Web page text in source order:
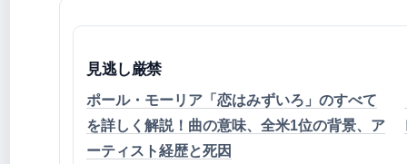
見逃し厳禁
ポール・モーリア「恋はみずいろ」のすべて
を詳しく解説！曲の意味、全米1位の背景、ア
ーティスト経歴と死因